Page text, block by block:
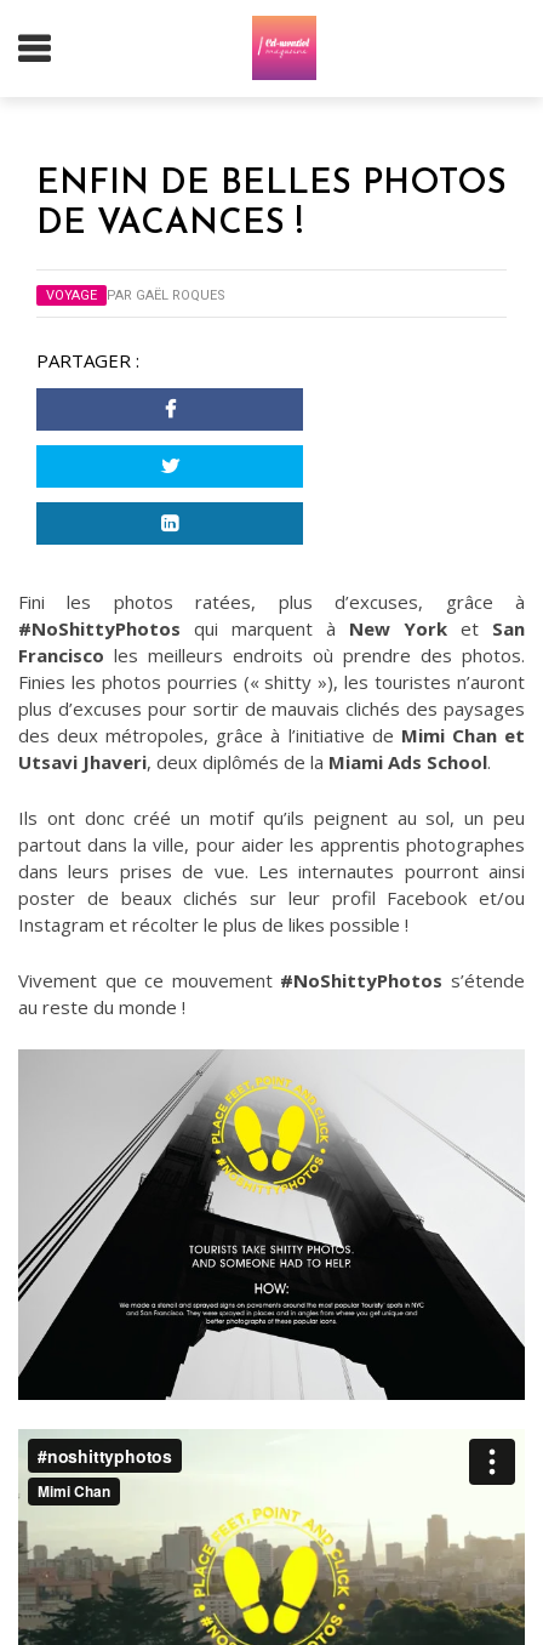
ENFIN DE BELLES PHOTOS
DE VACANCES !
VOYAGE PAR GAËL ROQUES
PARTAGER :
Fini les photos ratées, plus d’excuses, grâce à
#NoShittyPhotos qui marquent à New York et San
Francisco les meilleurs endroits où prendre des photos.
Finies les photos pourries (« shitty »), les touristes n’auront
plus d’excuses pour sortir de mauvais clichés des paysages
des deux métropoles, grâce à l’initiative de Mimi Chan et
Utsavi Jhaveri, deux diplômés de la Miami Ads School.
Ils ont donc créé un motif qu’ils peignent au sol, un peu
partout dans la ville, pour aider les apprentis photographes
dans leurs prises de vue. Les internautes pourront ainsi
poster de beaux clichés sur leur profil Facebook et/ou
Instagram et récolter le plus de likes possible !
Vivement que ce mouvement #NoShittyPhotos s’étende
au reste du monde !